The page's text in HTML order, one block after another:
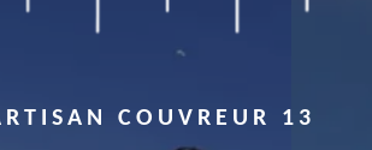
COUVREUR 13